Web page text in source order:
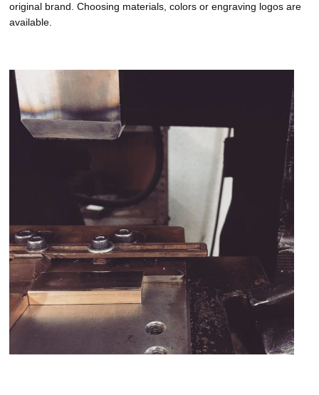
original brand. Choosing materials, colors or engraving logos are
available.